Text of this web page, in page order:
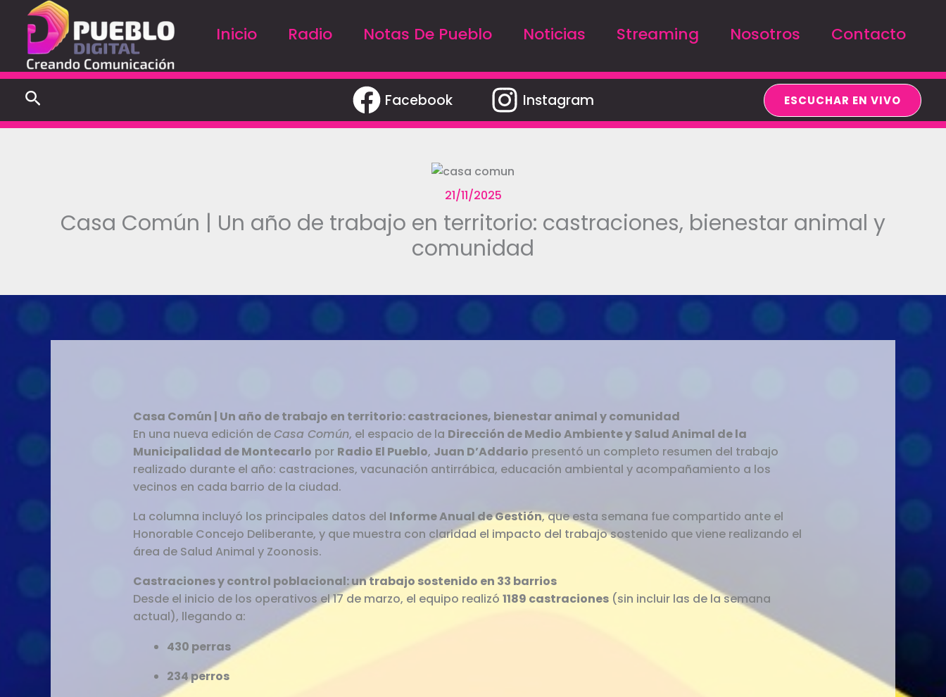
contenido
Inicio Radio Notas De Pueblo Noticias Streaming Nosotros Contacto
Buscar Facebook Instagram ESCUCHAR EN VIVO
21/11/2025
Casa Común | Un año de trabajo en territorio: castraciones, bienestar animal y
comunidad
Casa Común | Un año de trabajo en territorio: castraciones, bienestar animal y comunidad
En una nueva edición deCasa Común, el espacio de la Dirección de Medio Ambiente y Salud Animal de la
Municipalidad de Montecarlo por Radio El Pueblo, Juan D’Addario presentó un completo resumen del trabajo
realizado durante el año: castraciones, vacunación antirrábica, educación ambiental y acompañamiento a los
vecinos en cada barrio de la ciudad.
La columna incluyó los principales datos del Informe Anual de Gestión, que esta semana fue compartido ante el
Honorable Concejo Deliberante, y que muestra con claridad el impacto del trabajo sostenido que viene realizando el
área de Salud Animal y Zoonosis.
Castraciones y control poblacional: un trabajo sostenido en 33 barrios
Desde el inicio de los operativos el 17 de marzo, el equipo realizó 1189 castraciones(sin incluir las de la semana
actual), llegando a:
430 perras
234 perros